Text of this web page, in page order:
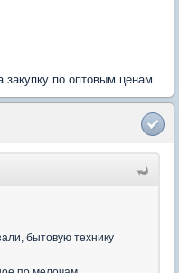
по оптовым ценам
бытовую технику